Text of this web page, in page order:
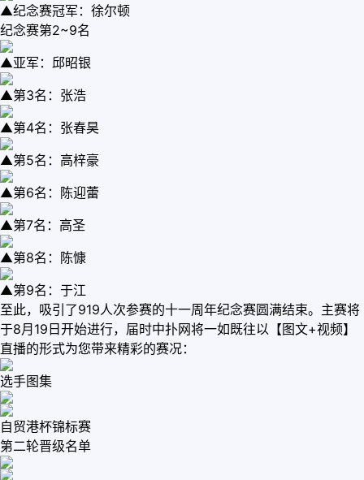
▲纪念赛冠军：徐尔顿
纪念赛第2~9名
▲亚军：邱昭银
▲第3名：张浩
▲第4名：张春昊
▲第5名：高梓豪
▲第6名：陈迎蕾
▲第7名：高圣
▲第8名：陈慷
▲第9名：于江
至此，吸引了919人次参赛的十一周年纪念赛圆满结束。主赛将
于8月19日开始进行，届时中扑网将一如既往以【图文+视频】
直播的形式为您带来精彩的赛况：
选手图集
自贸港杯锦标赛
第二轮晋级名单